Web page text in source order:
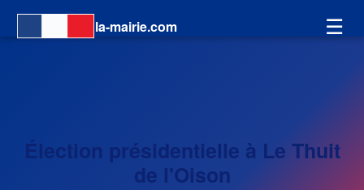
la-mairie.com ☰
Élection présidentielle à Le Thuit
de l'Oison